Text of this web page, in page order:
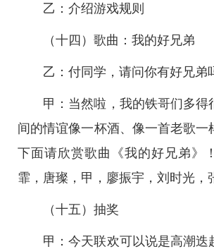
乙：介绍游戏规则
（十四）歌曲：我的好兄弟
乙：付同学，请问你有好兄弟
甲：当然啦，我的铁哥们多得
间的情谊像一杯酒、像一首老歌一
下面请欣赏歌曲《我的好兄弟》
霏，唐璨，甲，廖振宇，刘时光，
（十五）抽奖
甲：今天联欢可以说是高潮迭